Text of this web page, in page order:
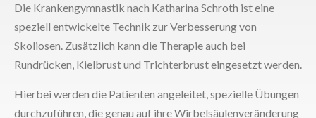
Die Krankengymnastik nach Katharina Schroth ist eine
speziell entwickelte Technik zur Verbesserung von
Skoliosen. Zusätzlich kann die Therapie auch bei
Rundrücken, Kielbrust und Trichterbrust eingesetzt werden.
Hierbei werden die Patienten angeleitet, spezielle Übungen
durchzuführen, die genau auf ihre Wirbelsäulenveränderung